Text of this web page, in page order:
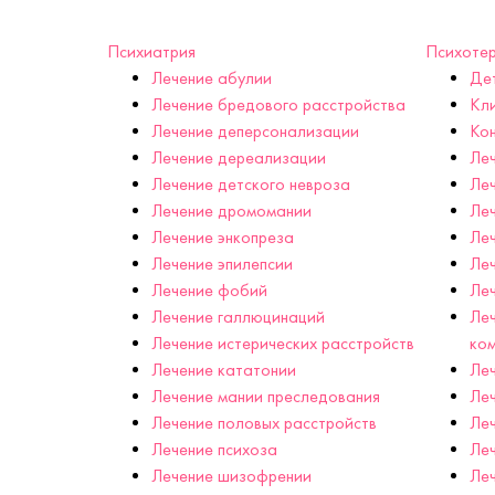
Психиатрия
Лечение абулии
Лечение бредового расстройства
Лечение деперсонализации
Лечение дереализации
Лечение детского невроза
Лечение дромомании
Лечение энкопреза
Лечение эпилепсии
Лечение фобий
Лечение галлюцинаций
Лечение истерических расстройств
Лечение кататонии
Лечение мании преследования
Лечение половых расстройств
Лечение психоза
Лечение шизофрении